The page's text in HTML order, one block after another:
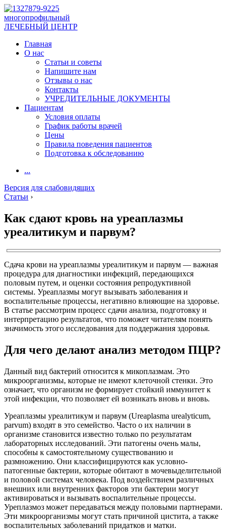
многопрофильный
ЛЕЧЕБНЫЙ ЦЕНТР
Главная
О нас
Статьи и советы
Напишите нам
Отзывы о нас
Контакты
УЧРЕДИТЕЛЬНЫЕ ДОКУМЕНТЫ
Пациентам
Условия оплаты
График работы врачей
Цены
Правила поведения пациентов
Подготовка к обследованию
...
Версия для слабовидящих
Статьи ›
Как сдают кровь на уреаплазмы
уреалитикум и парвум?
Сдача крови на уреаплазмы уреалитикум и парвум — важная
процедура для диагностики инфекций, передающихся
половым путем, и оценки состояния репродуктивной
системы. Уреаплазмы могут вызывать заболевания и
воспалительные процессы, негативно влияющие на здоровье.
В статье рассмотрим процесс сдачи анализа, подготовку и
интерпретацию результатов, что поможет читателям понять
значимость этого исследования для поддержания здоровья.
Для чего делают анализ методом ПЦР?
Данный вид бактерий относится к микоплазмам. Это
микроорганизмы, которые не имеют клеточной стенки. Это
означает, что организм не формирует стойкий иммунитет к
этой инфекции, что позволяет ей возникать вновь и вновь.
Уреаплазмы уреалитикум и парвум (Ureaplasma urealyticum,
parvum) входят в это семейство. Часто о их наличии в
организме становится известно только по результатам
лабораторных исследований. Эти патогены очень малы,
способны к самостоятельному существованию и
размножению. Они классифицируются как условно-
патогенные бактерии, которые обитают в мочевыделительной
и половой системах человека. Под воздействием различных
внешних или внутренних факторов эти бактерии могут
активироваться и вызывать воспалительные процессы.
Уреплазмоз может передаваться между половыми партнерами.
Эти микроорганизмы могут стать причиной цистита, а также
воспалительных заболеваний придатков и матки.